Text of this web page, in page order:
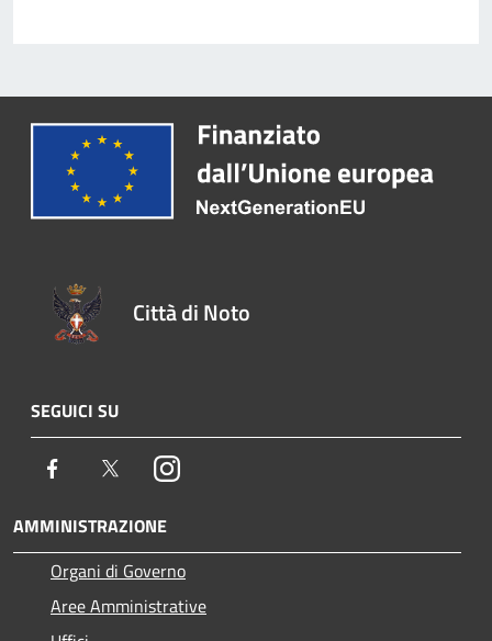
Città di Noto
SEGUICI SU
Facebook TwitterInstagram
AMMINISTRAZIONE
Organi di Governo
Aree Amministrative